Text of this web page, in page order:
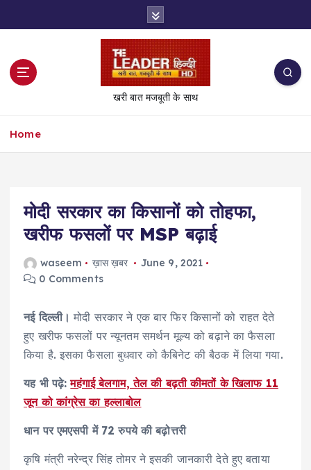
t
खरी बात मजबूती के साथ
Home
मोदी सरकार का किसानों को तोहफा,
खरीफ फसलों पर MSP बढ़ाई
waseem ख़ास ख़बर
June 9, 2021
0 Comments
नई दिल्ली। मोदी सरकार ने एक बार फिर किसानों को राहत देते
हुए खरीफ फसलों पर न्यूनतम समर्थन मूल्य को बढ़ाने का फैसला
किया है. इसका फैसला बुधवार को कैबिनेट की बैठक में लिया गया.
यह भी पढ़े:महंगाई बेलगाम, तेल की बढ़ती कीमतों के खिलाफ 11
जून को कांग्रेस का हल्लाबोल
धान पर एमएसपी में 72 रुपये की बढ़ोत्तरी
कृषि मंत्री नरेन्द्र सिंह तोमर ने इसकी जानकारी देते हुए बताया